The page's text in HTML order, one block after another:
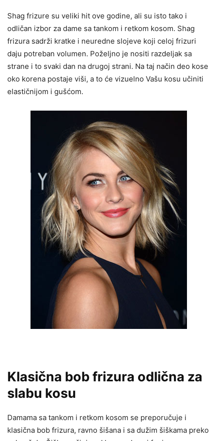
Shag frizure su veliki hit ove godine, ali su isto tako i
odličan izbor za dame sa tankom i retkom kosom. Shag
frizura sadrži kratke i neuredne slojeve koji celoj frizuri
daju potreban volumen. Poželjno je nositi razdeljak sa
strane i to svaki dan na drugoj strani. Na taj način deo kose
oko korena postaje viši, a to će vizuelno Vašu kosu učiniti
elastičnijom i gušćom.
Klasična bob frizura odlična za
slabu kosu
Damama sa tankom i retkom kosom se preporučuje i
klasična bob frizura, ravno šišana i sa dužim šiškama preko